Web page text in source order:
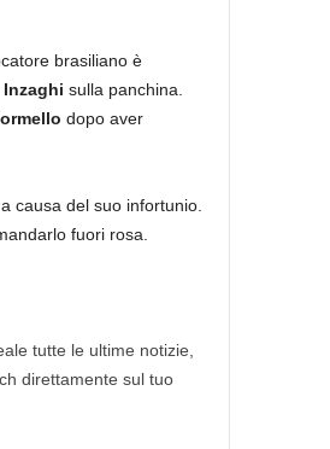
brasiliano è
sulla panchina.
dopo aver
causa del suo infortunio.
fuori rosa.
tutte le ultime notizie,
direttamente sul tuo